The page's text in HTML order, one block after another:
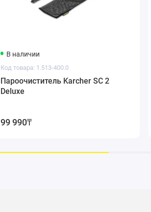
В наличии
Код товара: 1.513-400.0
Пароочиститель Karcher SC 2
Deluxe
99 990₸